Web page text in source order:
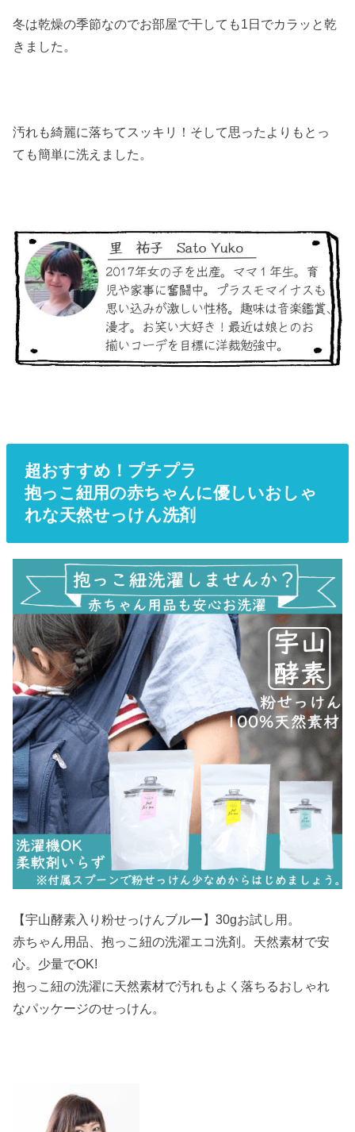
冬は乾燥の季節なのでお部屋で干しても1日でカラッと乾
きました。
汚れも綺麗に落ちてスッキリ！そして思ったよりもとっ
ても簡単に洗えました。
超おすすめ！プチプラ
抱っこ紐用の赤ちゃんに優しいおしゃ
れな天然せっけん洗剤
【宇山酵素入り粉せっけんブルー】30gお試し用。
赤ちゃん用品、抱っこ紐の洗濯エコ洗剤。天然素材で安
心。少量でOK!
抱っこ紐の洗濯に天然素材で汚れもよく落ちるおしゃれ
なパッケージのせっけん。